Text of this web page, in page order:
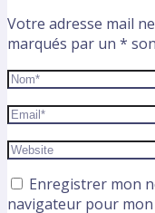
Votre adresse mail
marqués par un *
Enregistrer mon
navigateur pour